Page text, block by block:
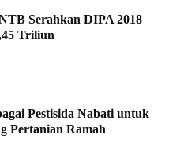
Serahkan DIPA 2018
Triliun
Pestisida Nabati untuk
Pertanian Ramah